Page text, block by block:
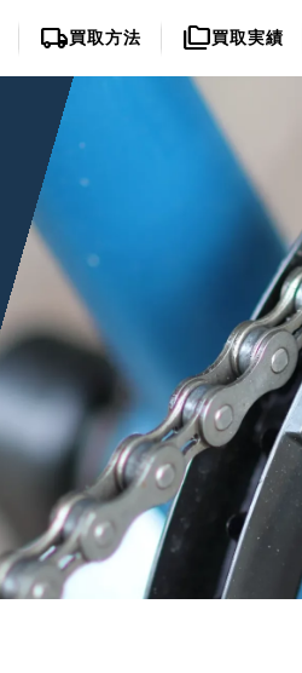
local_shipping買取方法 folder_copy買取実績